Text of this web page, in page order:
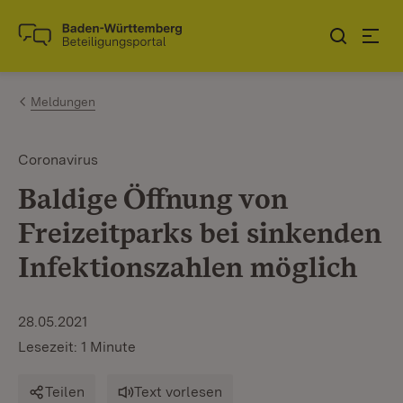
Zum Inhalt springen
Link zur Startseite
Meldungen
Coronavirus
Baldige Öffnung von
Freizeitparks bei sinkenden
Infektionszahlen möglich
28.05.2021
Lesezeit: 1 Minute
Teilen Text vorlesen